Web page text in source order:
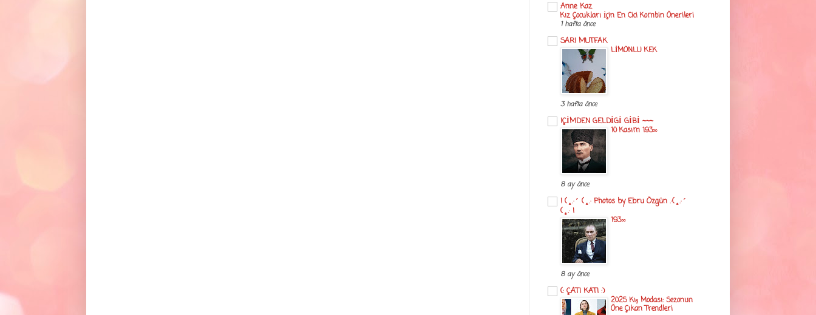
Anne Kaz
Kız Çocukları İçin En Cici Kombin Önerileri
1 hafta önce
SARI MUTFAK
LİMONLU KEK
3 hafta önce
!ÇİMDEN GELDİGİ GİBİ ~~~
10 Kasım 193∞
8 ay önce
! (¸.·´ (¸.· Photos by Ebru Özgün .·(¸.·´
(¸.· !
193∞
8 ay önce
(: ÇATI KATI :)
2025 Kış Modası: Sezonun
Öne Çıkan Trendleri